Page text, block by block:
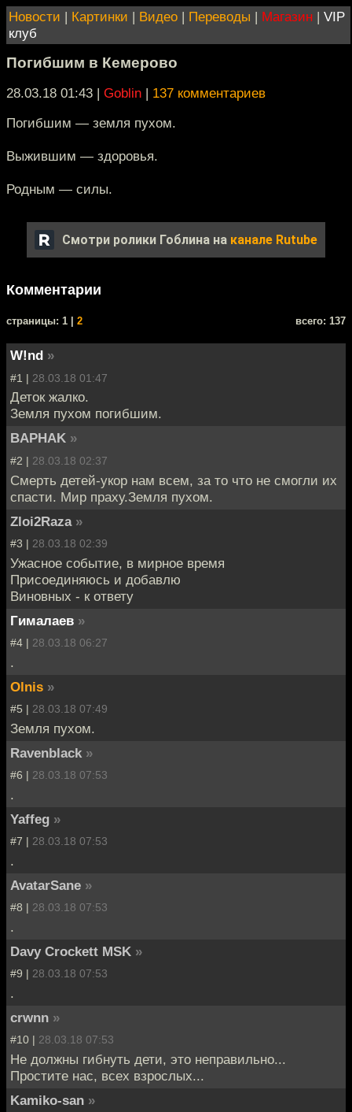
Новости | Картинки | Видео | Переводы | Магазин | VIP
клуб
Погибшим в Кемерово
28.03.18 01:43 | Goblin | 137 комментариев
Погибшим — земля пухом.
Выжившим — здоровья.
Родным — силы.
Смотри ролики Гоблина на канале Rutube
Комментарии
cтраницы: 1 | 2 всего: 137
W!nd »
#1 | 28.03.18 01:47
Деток жалко.
Земля пухом погибшим.
BAPHAK »
#2 | 28.03.18 02:37
Смерть детей-укор нам всем, за то что не смогли их
спасти. Мир праху.Земля пухом.
Zloi2Raza »
#3 | 28.03.18 02:39
Ужасное событие, в мирное время
Присоединяюсь и добавлю
Виновных - к ответу
Гималаев »
#4 | 28.03.18 06:27
.
Olnis »
#5 | 28.03.18 07:49
Земля пухом.
Ravenblack »
#6 | 28.03.18 07:53
.
Yaffeg »
#7 | 28.03.18 07:53
.
AvatarSane »
#8 | 28.03.18 07:53
.
Davy Crockett MSK »
#9 | 28.03.18 07:53
.
crwnn »
#10 | 28.03.18 07:53
Не должны гибнуть дети, это неправильно...
Простите нас, всех взрослых...
Kamiko-san »